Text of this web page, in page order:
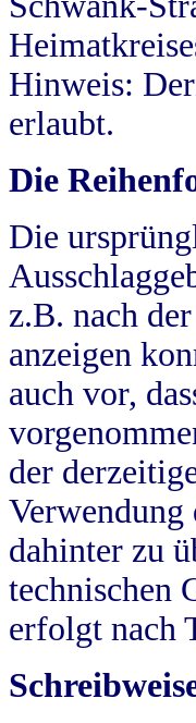
Hinweis:
erlaubt.
Die
Die
z.B. nach
anzeigen
auch vor,
der
dahinter zu
technischen
erfolgt nach